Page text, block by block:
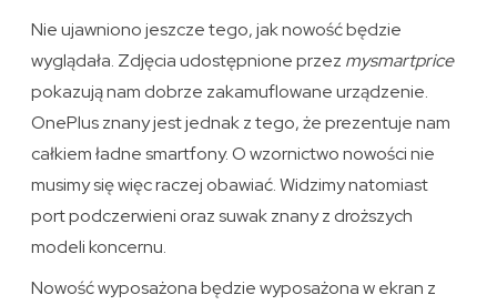
Nie ujawniono jeszcze tego, jak nowość będzie
wyglądała. Zdjęcia udostępnione przez mysmartprice
pokazują nam dobrze zakamuflowane urządzenie.
OnePlus znany jest jednak z tego, że prezentuje nam
całkiem ładne smartfony. O wzornictwo nowości nie
musimy się więc raczej obawiać. Widzimy natomiast
port podczerwieni oraz suwak znany z droższych
modeli koncernu.
Nowość wyposażona będzie wyposażona w ekran z